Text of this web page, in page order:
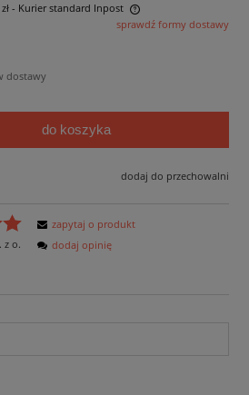
- Kurier standard Inpost
kosztów płatnościsprawdź formy dostawy
dostawy
do koszyka
dodaj do przechowalni
z o.
zapytaj o produkt
dodaj opinię